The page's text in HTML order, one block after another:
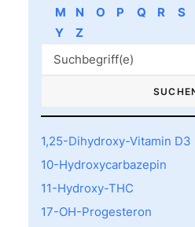
M
N O P Q R S
Y
Z
1,25-Dihydroxy-Vitamin D3
10-Hydroxycarbazepin
11-Hydroxy-THC
17-OH-Progesteron